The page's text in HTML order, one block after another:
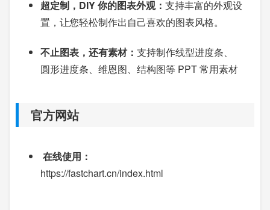
超定制，DIY 你的图表外观： 支持丰富的外观设
置，让您轻松制作出自己喜欢的图表风格。
不止图表，还有素材： 支持制作线型进度条、
圆形进度条、维恩图、结构图等 PPT 常用素材
官方网站
在线使用：
https://fastchart.cn/index.html